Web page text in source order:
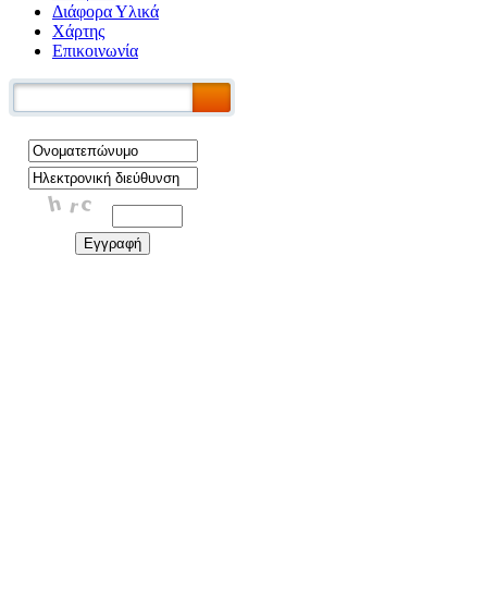
Διάφορα Υλικά
Χάρτης
Επικοινωνία